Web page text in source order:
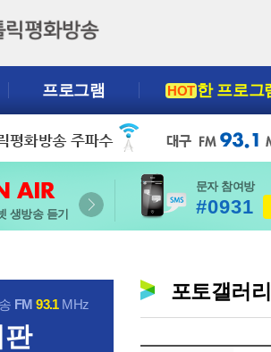
프로그램 HOT한 프로그
생방송 듣기
문자 참여방
#0931
FM93.1MHz
포토갤러리